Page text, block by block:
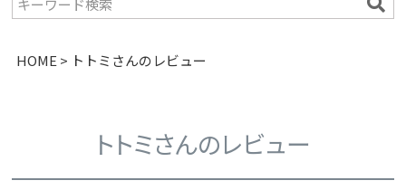
HOME トトミさんのレビュー
トトミさんのレビュー